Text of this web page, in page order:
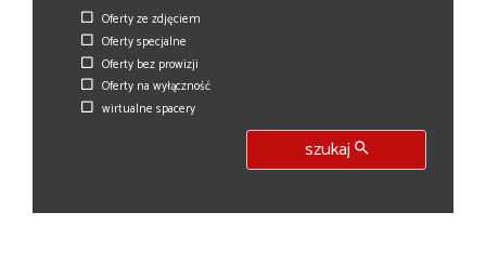
Oferty ze zdjęciem
Oferty specjalne
Oferty bez prowizji
Oferty na wyłączność
wirtualne spacery
szukaj